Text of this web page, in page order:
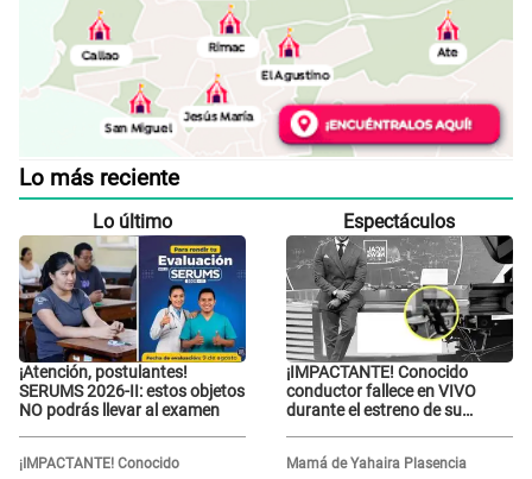
Lo más reciente
Lo último
¡Atención, postulantes!
SERUMS 2026-II: estos objetos
NO podrás llevar al examen
¡IMPACTANTE! Conocido
Espectáculos
¡IMPACTANTE! Conocido
conductor fallece en VIVO
durante el estreno de su
Mamá de Yahaira Plasencia